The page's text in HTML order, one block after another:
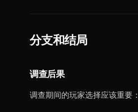
分支和结局
调查后果
调查期间的玩家选择应该重要：